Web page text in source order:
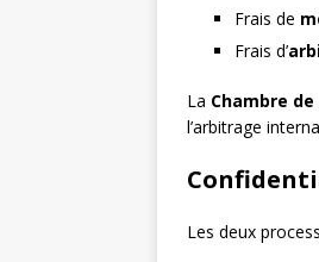
Frais de
Frais d’
La Chambre
l’arbitrage
Les deux